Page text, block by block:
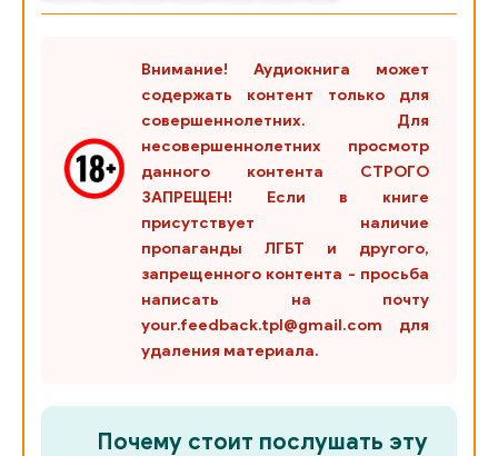
031
Внимание! Аудиокнига может
содержать контент только для
совершеннолетних. Для
несовершеннолетних просмотр
данного контента СТРОГО
ЗАПРЕЩЕН! Если в книге
присутствует наличие
пропаганды ЛГБТ и другого,
запрещенного контента - просьба
написать на почту
your.feedback.tpl@gmail.com для
удаления материала.
Почему стоит послушать эту